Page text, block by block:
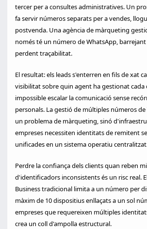
tercer per a consultes administratives. Un
fa servir números separats per a vendes,
postvenda. Una agència de màrqueting
només té un número de WhatsApp,
perdent traçabilitat.
El resultat: els leads s'enterren en fils de xat
visibilitat sobre quin agent ha gestionat cada
impossible escalar la comunicació sense
personals. La gestió de múltiples números
un problema de màrqueting, sinó
empreses necessiten identitats de remitent
unificades en un sistema operatiu
Perdre la confiança dels clients quan reben
d'identificadors inconsistents és un risc real.
Business tradicional limita a un número per
màxim de 10 dispositius enllaçats a un sol
empreses que requereixen múltiples
crea un coll d'ampolla estructural.